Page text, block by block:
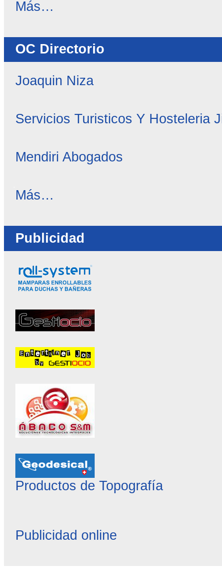
OC
Más…
OC Directorio
Joaquin Niza
Servicios Turisticos Y Hosteleria
Mendiri Abogados
OC
Más…
Publicidad
Productos de Topografía
Publicidad online